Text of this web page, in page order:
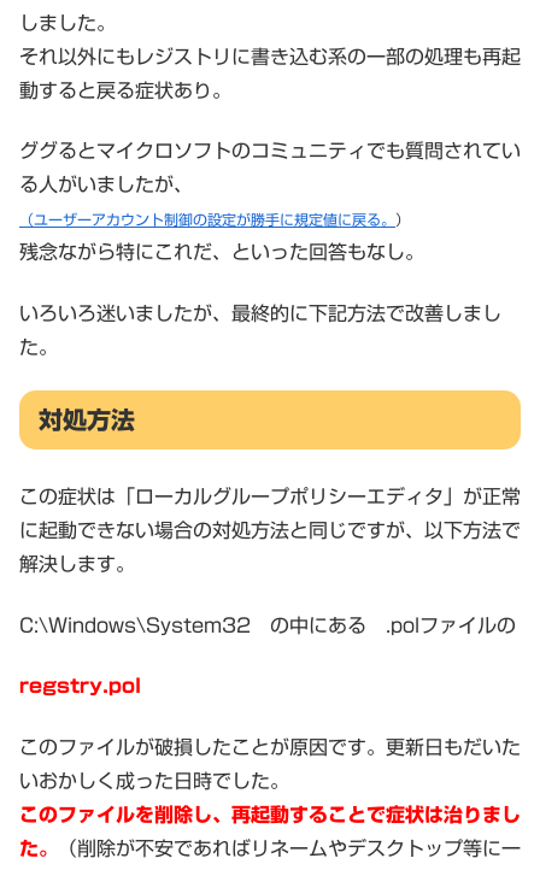
しました。
それ以外にもレジストリに書き込む系の一部の処理も再起
動すると戻る症状あり。
ググるとマイクロソフトのコミュニティでも質問されてい
る人がいましたが、
（ユーザーアカウント制御の設定が勝手に規定値に戻る。 ）
残念ながら特にこれだ、といった回答もなし。
いろいろ迷いましたが、最終的に下記方法で改善しまし
た。
対処方法
この症状は「ローカルグループポリシーエディタ」が正常
に起動できない場合の対処方法と同じですが、以下方法で
解決します。
C:\Windows\System32 の中にある .polファイルの
regstry.pol
このファイルが破損したことが原因です。更新日もだいた
いおかしく成った日時でした。
このファイルを削除し、再起動することで症状は治りまし
た。
（削除が不安であればリネームやデスクトップ等に一